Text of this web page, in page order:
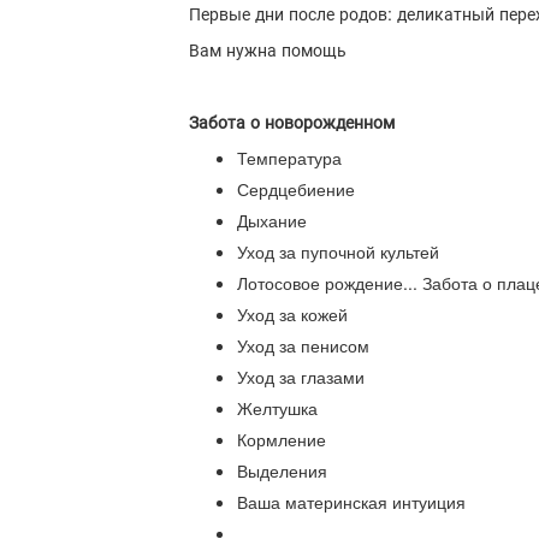
Первые дни после родов: деликатный
Вам нужна помощь
Забота о новорожденном
Температура
Сердцебиение
Дыхание
Уход за пупочной культей
Лотосовое рождение... Забота о
Уход за кожей
Уход за пенисом
Уход за глазами
Желтушка
Кормление
Выделения
Ваша материнская интуиция